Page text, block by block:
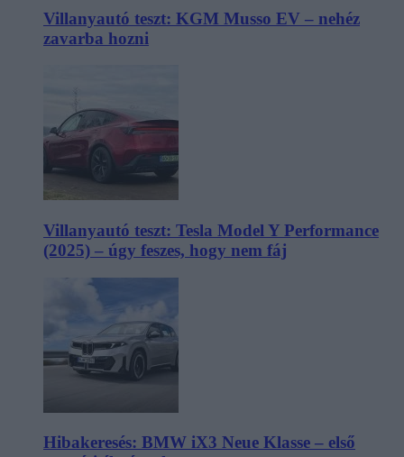
Villanyautó teszt: KGM Musso EV – nehéz
zavarba hozni
Villanyautó teszt: Tesla Model Y Performance
(2025) – úgy feszes, hogy nem fáj
Hibakeresés: BMW iX3 Neue Klasse – első